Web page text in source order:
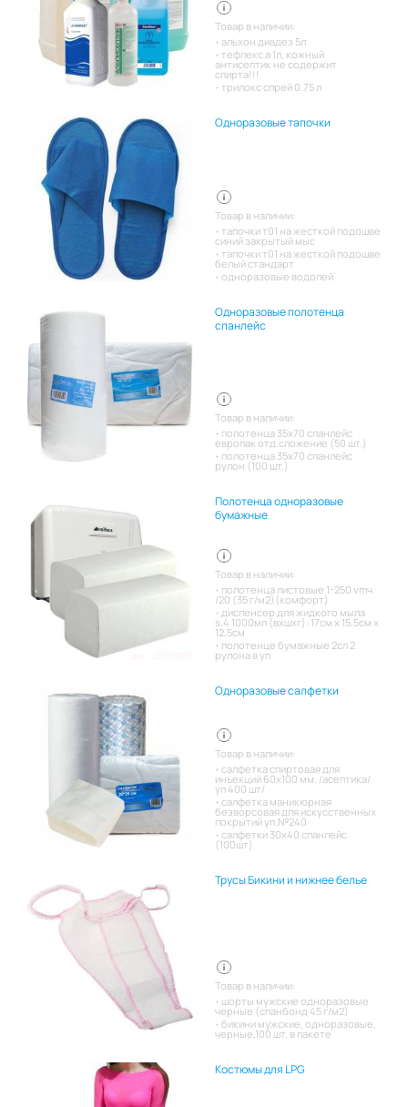
Товар в наличии:
альхон диадез 5л
тефлекс а 1л, кожный
антисептик не содержит
спирта!!!
трилокс спрей 0.75 л
Одноразовые тапочки
Товар в наличии:
тапочки т01 на жесткой подошве
синий закрытый мыс
тапочки т01 на жесткой подошве
белый стандарт
одноразовые водолей
Одноразовые полотенца
спанлейс
Товар в наличии:
полотенца 35х70 спанлейс
европак отд.сложение (50 шт.)
полотенца 35х70 спанлейс
рулон (100 шт.)
Полотенца одноразовые
бумажные
Товар в наличии:
полотенца листовые 1-250 vmч
/20 (35 г/м2)(комфорт)
диспенсер для жидкого мыла
s.4 1000мл (вхшхг): 17см x 15,5см x
12,5см
полотенце бумажные 2сл 2
рулона в уп
Одноразовые салфетки
Товар в наличии:
салфетка спиртовая для
инъекций 60х100 мм. /асептика/
уп 400 шт/
салфетка маникюрная
безворсовая для искусственных
покрытий уп.№240
салфетки 30х40 спанлейс
(100шт)
Трусы Бикини и нижнее белье
Товар в наличии:
шорты мужские одноразовые
черные (спанбонд 45 г/м2)
бикини мужские, одноразовые,
черные,100 шт. в пакете
Костюмы для LPG